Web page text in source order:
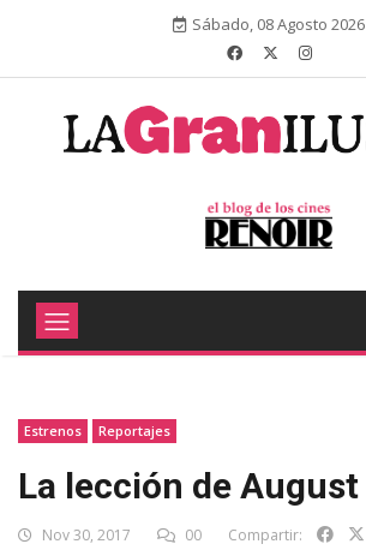
Sábado, 08 Agosto 2026
Estrenos Reportajes
La lección de August
Nov 30, 2017 00 Compartir: